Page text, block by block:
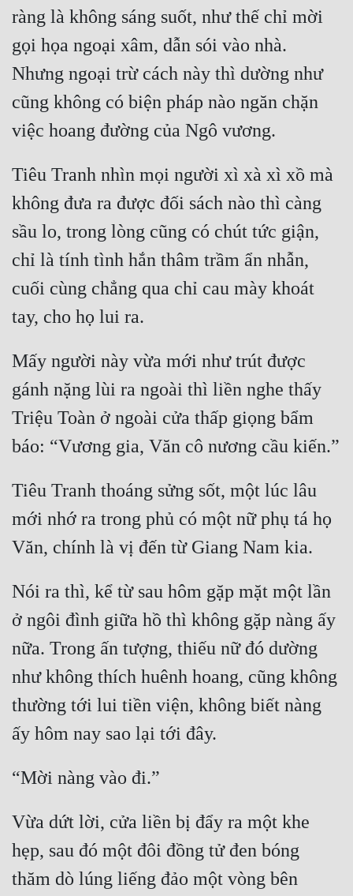
ràng là không sáng suốt, như thế chỉ mời
gọi họa ngoại xâm, dẫn sói vào nhà.
Nhưng ngoại trừ cách này thì dường như
cũng không có biện pháp nào ngăn chặn
Tiêu Tranh nhìn mọi người xì xà xì xồ mà
không đưa ra được đối sách nào thì càng
sầu lo, trong lòng cũng có chút tức giận,
chỉ là tính tình hắn thâm trầm ẩn nhẫn,
cuối cùng chẳng qua chỉ cau mày khoát
Mấy người này vừa mới như trút được
gánh nặng lùi ra ngoài thì liền nghe thấy
Triệu Toàn ở ngoài cửa thấp giọng bẩm
Tiêu Tranh thoáng sửng sốt, một lúc lâu
mới nhớ ra trong phủ có một nữ phụ tá họ
Nói ra thì, kể từ sau hôm gặp mặt một lần
ở ngôi đình giữa hồ thì không gặp nàng ấy
nữa. Trong ấn tượng, thiếu nữ đó dường
như không thích huênh hoang, cũng không
thường tới lui tiền viện, không biết nàng
Vừa dứt lời, cửa liền bị đẩy ra một khe
hẹp, sau đó một đôi đồng tử đen bóng
thăm dò lúng liếng đảo một vòng bên